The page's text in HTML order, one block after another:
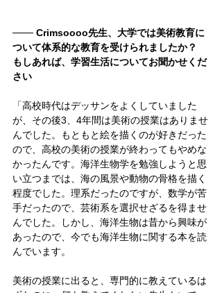
─── Crimsoooo先生、大学では美術教育に
ついて体系的な教育を受けられましたか？
もしあれば、学習生活についてお聞かせくだ
さい
「高校時代はデッサンをよくしていました
が、その後3、4年間は美術の授業はありませ
んでした。もともと絵を描くのが好きだった
ので、高校の美術の授業が終わってもやめな
かったんです。海洋生物学を勉強しようと思
い立つまでは、海の風景や動物の骨格を描く
程度でした。理系だったのですが、数学が苦
手だったので、芸術系を選択せざるを得ませ
んでした。しかし、海洋生物は昔から興味が
あったので、今でも海洋生物に関する本を読
んでいます。
美術の授業に出ると、専門的に教えているは